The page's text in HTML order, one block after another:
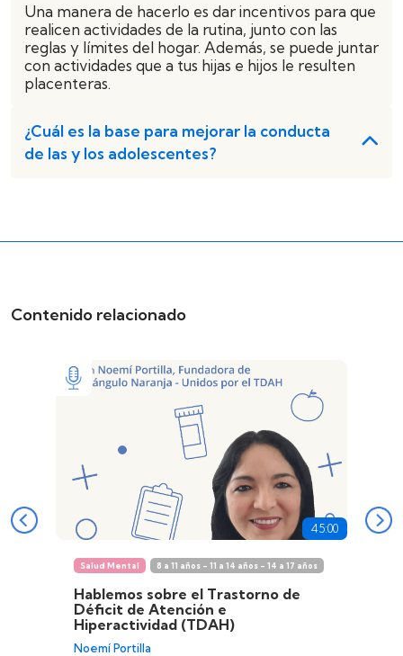
Una manera de hacerlo es dar incentivos para que
realicen actividades de la rutina, junto con las
reglas y límites del hogar. Además, se puede juntar
con actividades que a tus hijas e hijos le resulten
placenteras.
¿Cuál es la base para mejorar la conducta
de las y los adolescentes?
Contenido relacionado
45:00
Salud Mental 8 a 11 años - 11 a 14 años - 14 a 17 años
Hablemos sobre el Trastorno de
Déficit de Atención e
Hiperactividad (TDAH)
Noemí Portilla